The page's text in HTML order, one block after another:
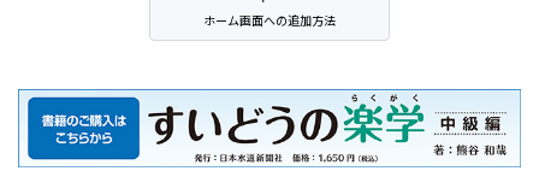
ホーム画面への追加方法